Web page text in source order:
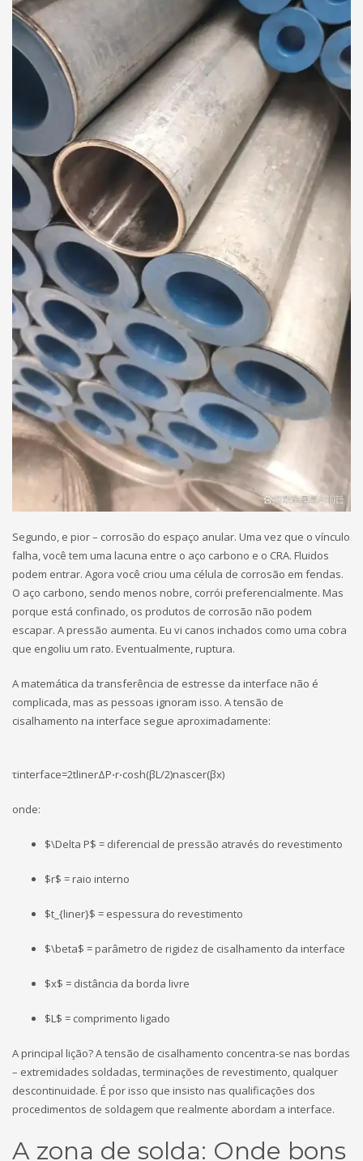
Segundo, e pior – corrosão do espaço anular. Uma vez que o vínculo
falha, você tem uma lacuna entre o aço carbono e o CRA. Fluidos
podem entrar. Agora você criou uma célula de corrosão em fendas.
O aço carbono, sendo menos nobre, corrói preferencialmente. Mas
porque está confinado, os produtos de corrosão não podem
escapar. A pressão aumenta. Eu vi canos inchados como uma cobra
que engoliu um rato. Eventualmente, ruptura.
A matemática da transferência de estresse da interface não é
complicada, mas as pessoas ignoram isso. A tensão de
cisalhamento na interface segue aproximadamente:
τinterface​=2tliner​ΔP⋅r​⋅cosh(βL/2)nascer(βx)​
onde:
$\Delta P$ = diferencial de pressão através do revestimento
$r$ = raio interno
$t_{liner}$ = espessura do revestimento
$\beta$ = parâmetro de rigidez de cisalhamento da interface
$x$ = distância da borda livre
$L$ = comprimento ligado
A principal lição? A tensão de cisalhamento concentra-se nas bordas
– extremidades soldadas, terminações de revestimento, qualquer
descontinuidade. É por isso que insisto nas qualificações dos
procedimentos de soldagem que realmente abordam a interface.
A zona de solda: Onde bons